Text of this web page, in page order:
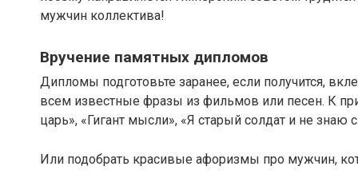
мужчин коллектива!
Вручение памятных дипломов
Дипломы подготовьте заранее, если получится,
всем известные фразы из фильмов или песен. К
царь», «Гигант мысли», «Я старый солдат и не знаю
Или подобрать красивые афоризмы про мужчин,